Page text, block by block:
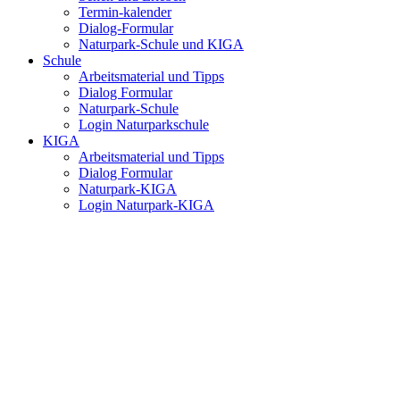
Termin-kalender
Dialog-Formular
Naturpark-Schule und KIGA
Schule
Arbeitsmaterial und Tipps
Dialog Formular
Naturpark-Schule
Login Naturparkschule
KIGA
Arbeitsmaterial und Tipps
Dialog Formular
Naturpark-KIGA
Login Naturpark-KIGA